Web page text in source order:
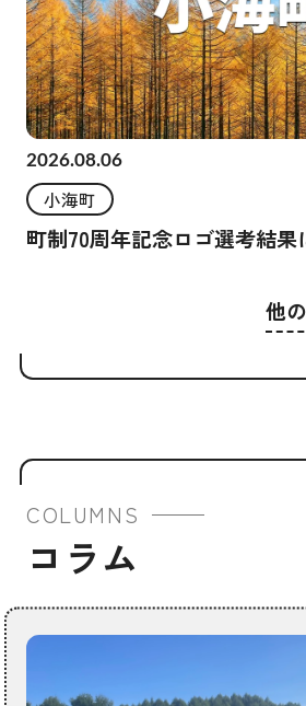
2026.08.06
小海町
町制70周年記念ロゴ選考結果
他
COLUMNS
コラム